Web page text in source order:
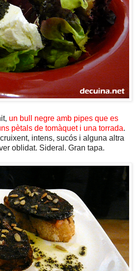
un bull negre amb pipes que es
pètals de tomàquet i una torrada.
intens, sucós i alguna altra
oblidat. Sideral. Gran tapa.